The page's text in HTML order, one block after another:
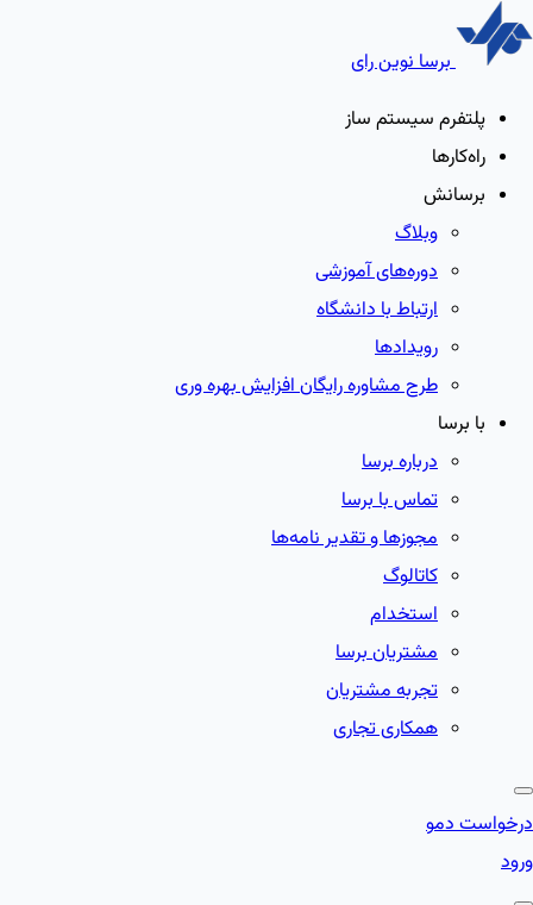
برسا نوین رای
پلتفرم سیستم ساز
راه‌کارها
برسانش
وبلاگ
دوره‌های آموزشی
ارتباط با دانشگاه
رویدادها
طرح مشاوره رایگان افزایش بهره وری
با برسا
درباره برسا
تماس با برسا
مجوزها و تقدیر نامه‌ها
کاتالوگ
استخدام
مشتریان برسا
تجربه مشتریان
همکاری تجاری
درخواست دمو
ورود